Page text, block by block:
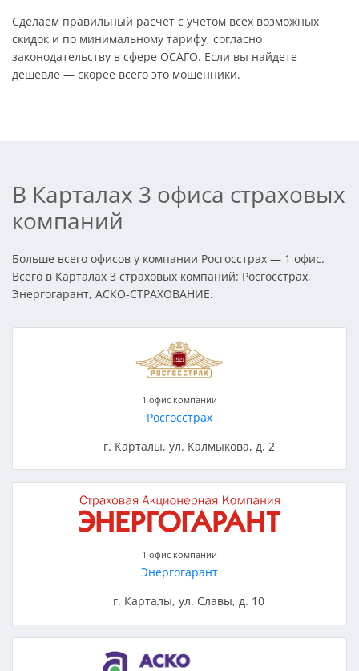
Сделаем правильный расчет с учетом всех возможных
скидок и по минимальному тарифу, согласно
законодательству в сфере ОСАГО. Если вы найдете
дешевле — скорее всего это мошенники.
В Карталах 3 офиса страховых
компаний
Больше всего офисов у компании Росгосстрах — 1 офис.
Всего в Карталах 3 страховых компаний: Росгосстрах,
Энергогарант, АСКО-СТРАХОВАНИЕ.
1 офис компании
Росгосстрах
г. Карталы, ул. Калмыкова, д. 2
1 офис компании
Энергогарант
г. Карталы, ул. Славы, д. 10